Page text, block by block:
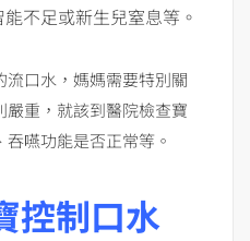
不足或新生兒窒息等。
口水，媽媽需要特別關
重，就該到醫院檢查寶
嚥功能是否正常等。
控制口水